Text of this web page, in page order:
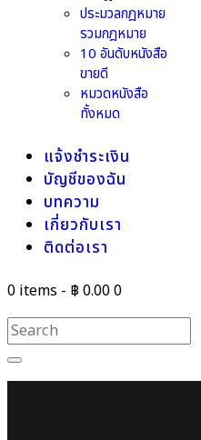
ประมวลกฎหมาย
รวมกฎหมาย
10 อันดับหนังสือ
ขายดี
หมวดหนังสือ
ทั้งหมด
แจ้งชำระเงิน
บัญชีของฉัน
บทความ
เกี่ยวกับเรา
ติดต่อเรา
0 items - ฿ 0.000